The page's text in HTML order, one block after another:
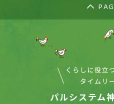
パルシステム